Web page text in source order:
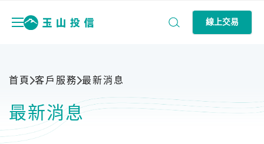
線上交易
首頁 客戶服務 最新消息
最新消息